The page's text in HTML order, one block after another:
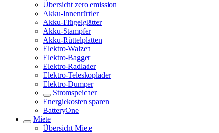
Übersicht zero emission
Akku-Innenrüttler
Akku-Flügelglätter
Akku-Stampfer
Akku-Rüttelplatten
Elektro-Walzen
Elektro-Bagger
Elektro-Radlader
Elektro-Teleskoplader
Elektro-Dumper
Stromspeicher
Energiekosten sparen
BatteryOne
Miete
Übersicht Miete